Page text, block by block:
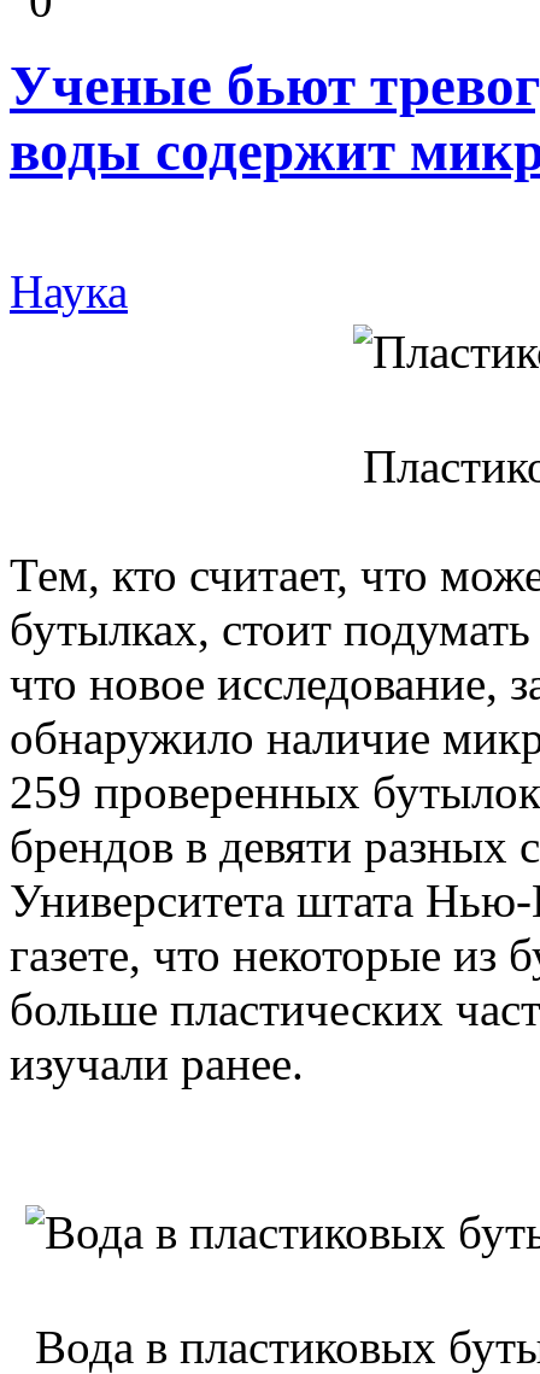
Ученые бьют
воды содержит
Наука
Тем, кто считает, что
бутылках, стоит
что новое исследование,
обнаружило наличие
259 проверенных
брендов в девяти разных
Университета штата
газете, что некоторые из
больше пластических
изучали ранее.
Вода в пластиковых